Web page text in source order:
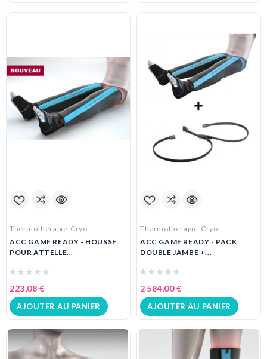
Thermotherapie-Cryo
ACC GAME READY - HOUSSE
POUR ATTELLE...
223,08 €
AJOUTER AU PANIER
Thermotherapie-Cryo
ACC GAME READY - PACK
DOUBLE JAMBE +...
2 584,00 €
AJOUTER AU PANIER